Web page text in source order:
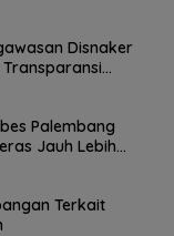
Disnaker
Transparansi
Palembang
Jauh Lebih
Terkait